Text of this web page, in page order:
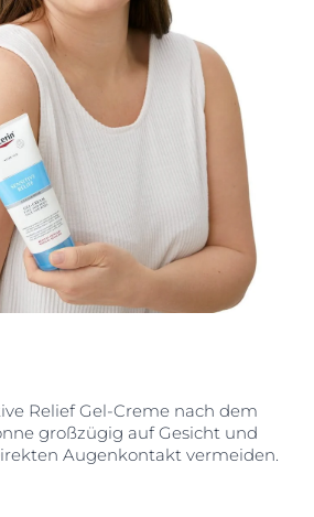
Creme beruhigt und regeneriert
mit Licochalcone A zur
Glycyrrhetinsäure
DNA-Reparatur, um die
sonnenbedingten Hautschäden
sowie bei zu
Haut, wie z.B. Polymorpher
After Sun Sensitive Relief
für sehr empfindliche Kinderhaut
Relief Gel-Creme nach dem
großzügig auf Gesicht und
Augenkontakt vermeiden.